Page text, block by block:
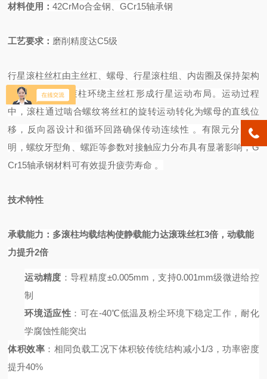
材料使用：42CrMo合金钢、GCr15轴承钢
工艺要求 ： 磨削精度达C5级
行星滚柱丝杠由主丝杠、螺母、行星滚柱组、内齿圈及保持架构
成， 6-8个螺纹滚柱环绕主丝杠形成行星运动布局。运动过程
中，滚柱通过啮合螺纹将丝杠的旋转运动转化为螺母的直线位
移，反向器设计和循环回路确保传动连续性 。有限元分析表
明，螺纹牙型角、螺距等参数对接触应力分布具有显著影响，G
Cr15轴承钢材料可有效提升疲劳寿命 。
技术特性
承载能力 ：多滚柱均载结构使静载能力达滚珠丝杠3倍，动载能
力提升2倍
运动精度 ：导程精度±0.005mm，支持0.001mm级微进给控
制
环境适应性 ：可在-40℃低温及粉尘环境下稳定工作，耐化
学腐蚀性能突出
体积效率 ：相同负载工况下体积较传统结构减小1/3，功率密度
提升40%